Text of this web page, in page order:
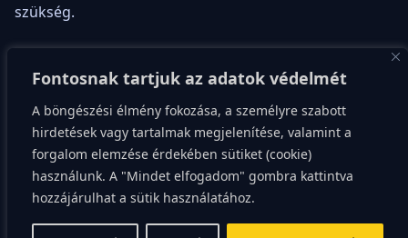
Fontosnak tartjuk az adatok védelmét
A böngészési élmény fokozása, a személyre szabott
hirdetések vagy tartalmak megjelenítése, valamint a
forgalom elemzése érdekében sütiket (cookie)
használunk. A "Mindet elfogadom" gombra kattintva
hozzájárulhat a sütik használatához.
szükség.
Kezelési stratégiák
A kezelési stratégia a törés típusától és súlyosságától
függ. Az elmozdulás nélküli törések gyakran
konzervatív kezelést igényelnek, ami jellemzően gipsz
vagy műanyag rögzítő eszköz alkalmazását jelenti. Az
elmozdulással járó töréseknél sokszor műtéti